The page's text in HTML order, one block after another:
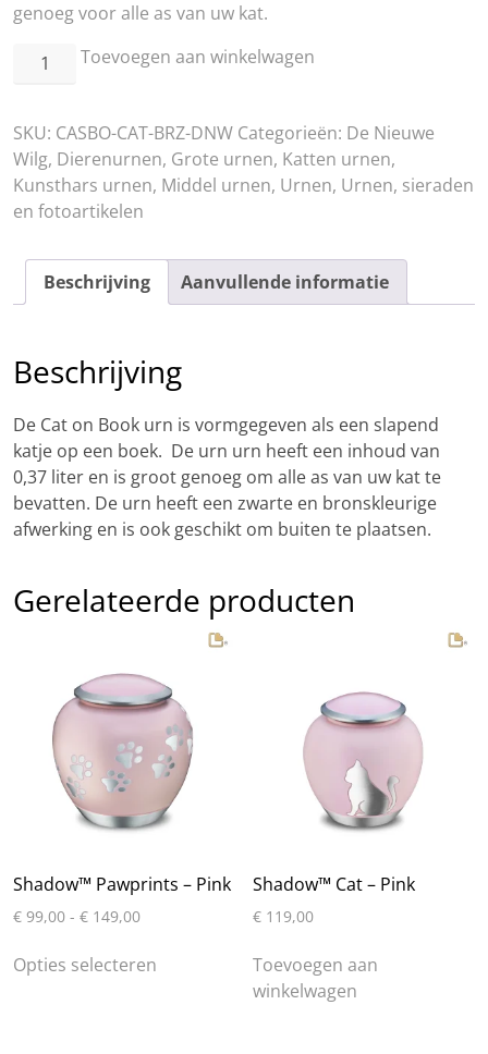
genoeg voor alle as van uw kat.
aantal
Toevoegen aan winkelwagen
SKU: CASBO-CAT-BRZ-DNW Categorieën: De Nieuwe
Wilg, Dierenurnen, Grote urnen, Katten urnen,
Kunsthars urnen, Middel urnen, Urnen, Urnen, sieraden
en fotoartikelen
Beschrijving Aanvullende informatie
Beschrijving
De Cat on Book urn is vormgegeven als een slapend
katje op een boek. De urn urn heeft een inhoud van
0,37 liter en is groot genoeg om alle as van uw kat te
bevatten. De urn heeft een zwarte en bronskleurige
afwerking en is ook geschikt om buiten te plaatsen.
Gerelateerde producten
Shadow™ Pawprints – Pink
€ 99,00 - € 149,00Prijsklasse:
tot
Opties selecteren
Shadow™ Cat – Pink
€ 119,00
Toevoegen aan
winkelwagen